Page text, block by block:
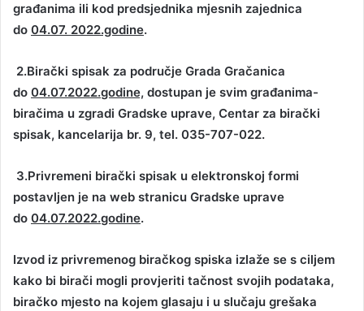
građanima ili kod predsjednika mjesnih zajednica
do 04.07. 2022.godine.
2.Birački spisak za područje Grada Gračanica
do 04.07.2022.godine, dostupan je svim građanima-
biračima u zgradi Gradske uprave, Centar za birački
spisak, kancelarija br. 9, tel. 035-707-022.
3.Privremeni birački spisak u elektronskoj formi
postavljen je na web stranicu Gradske uprave
do 04.07.2022.godine.
Izvod iz privremenog biračkog spiska izlaže se s ciljem
kako bi birači mogli provjeriti tačnost svojih podataka,
biračko mjesto na kojem glasaju i u slučaju grešaka